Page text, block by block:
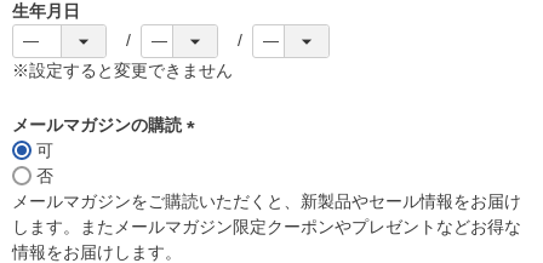
)
生年月日
※設定すると変更できません
メールマガジンの購読
須
)
可
否
メールマガジンをご購読いただくと、新製品やセール情報をお届け
します。またメールマガジン限定クーポンやプレゼントなどお得な
情報をお届けします。